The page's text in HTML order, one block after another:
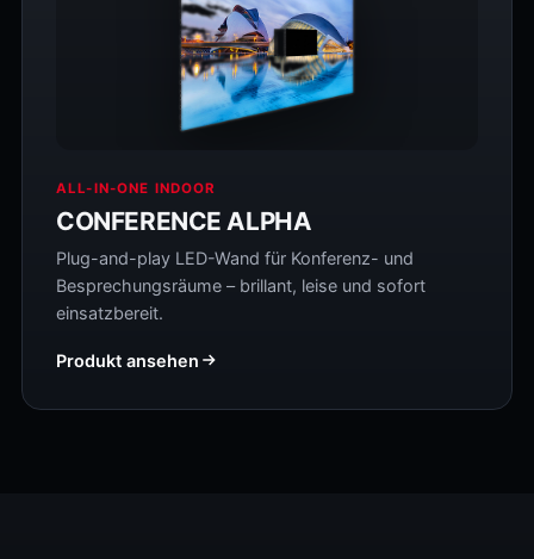
ALL-IN-ONE INDOOR
CONFERENCE ALPHA
Plug-and-play LED-Wand für Konferenz- und
Besprechungsräume – brillant, leise und sofort
einsatzbereit.
Produkt ansehen